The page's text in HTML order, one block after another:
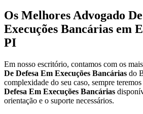
Os Melhores Advogado
Execuções Bancárias em
PI
Em nosso escritório, contamos com os
De Defesa Em Execuções Bancárias do
complexidade do seu caso, sempre
Defesa Em Execuções Bancárias
orientação e o suporte necessários.